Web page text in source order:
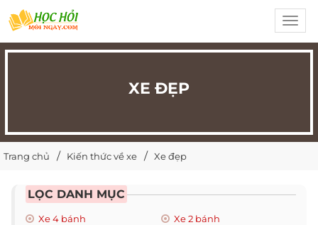
XE ĐẸP
Trang chủ Kiến thức về xe Xe đẹp
LỌC DANH MỤC
Xe 4 bánh
Xe 2 bánh